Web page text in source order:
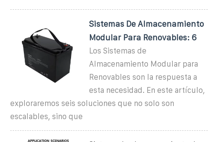
Sistemas De Almacenamiento
Modular Para Renovables: 6
Los Sistemas de
Almacenamiento Modular para
Renovables son la respuesta a
esta necesidad. En este artículo,
exploraremos seis soluciones que no solo son
escalables, sino que